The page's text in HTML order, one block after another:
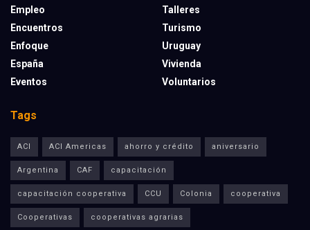
Empleo
Encuentros
Enfoque
España
Eventos
Talleres
Turismo
Uruguay
Vivienda
Voluntarios
Tags
ACI ACI Americas ahorro y crédito aniversario
Argentina CAF capacitación
capacitación cooperativa CCU Colonia cooperativa
Cooperativas cooperativas agrarias